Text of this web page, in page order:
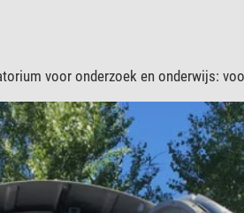
voor onderzoek en onderwijs: